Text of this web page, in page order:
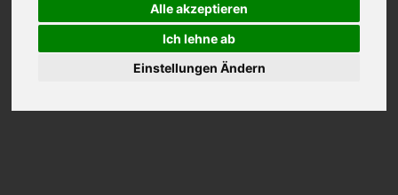
Alle akzeptieren
Ich lehne ab
Einstellungen Ändern